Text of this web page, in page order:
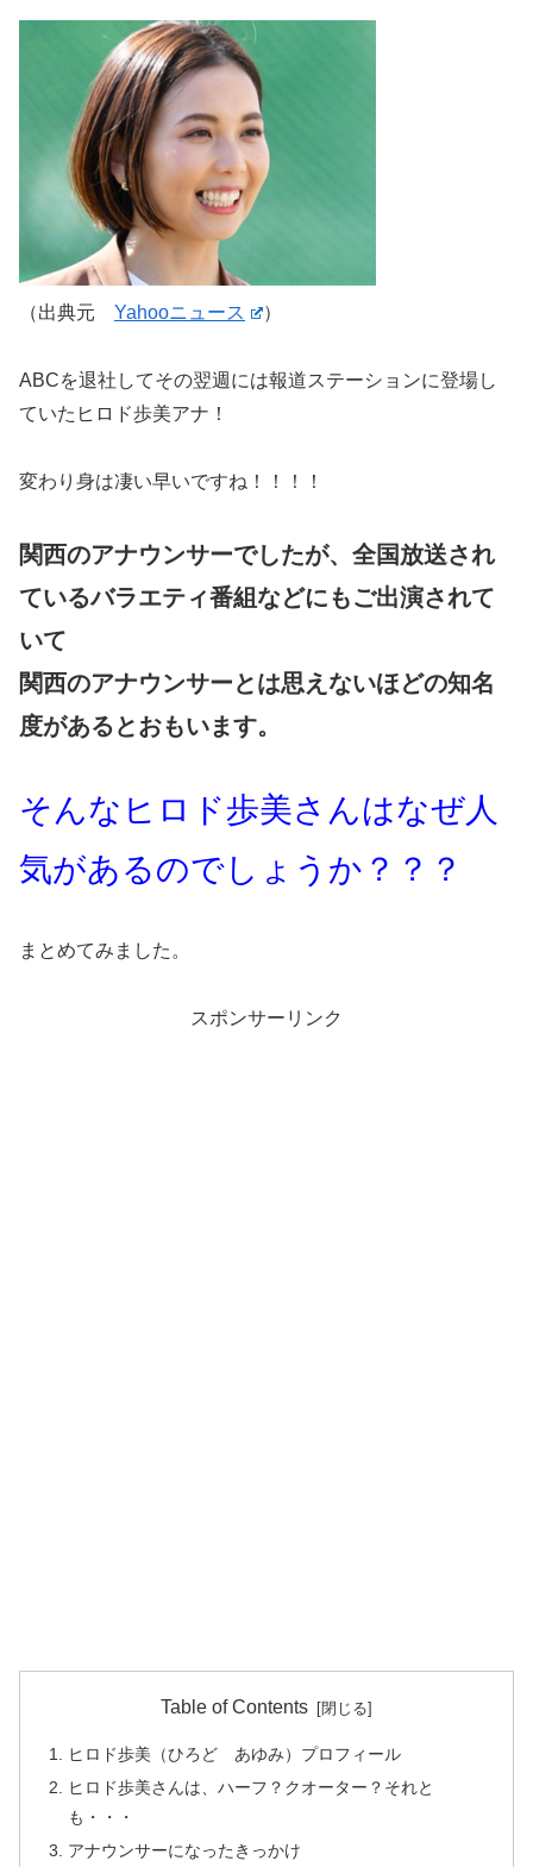
（出典元 Yahooニュース ）
ABCを退社してその翌週には報道ステーションに登場し
ていたヒロド歩美アナ！
変わり身は凄い早いですね！！！！
関西のアナウンサーでしたが、全国放送され
ているバラエティ番組などにもご出演されて
いて
関西のアナウンサーとは思えないほどの知名
度があるとおもいます。
そんなヒロド歩美さんはなぜ人
気があるのでしょうか？？？
まとめてみました。
スポンサーリンク
Table of Contents
ヒロド歩美（ひろど あゆみ）プロフィール
ヒロド歩美さんは、ハーフ？クオーター？それと
も・・・
アナウンサーになったきっかけ